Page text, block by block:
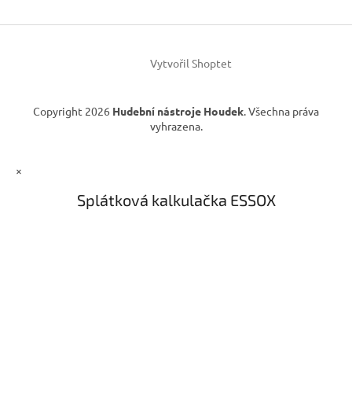
í
Vytvořil Shoptet
Copyright 2026 Hudební nástroje Houdek. Všechna práva
vyhrazena.
×
Splátková kalkulačka ESSOX